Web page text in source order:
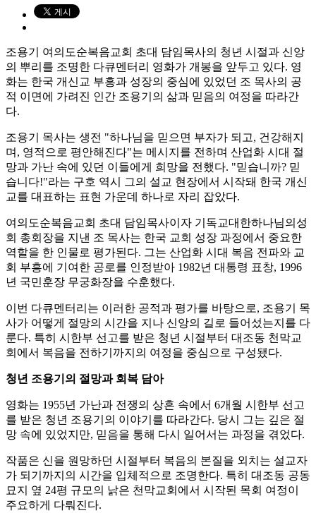
조용기 여의도순복음교회 초대 담임목사의 청년 시절과 신앙
의 뿌리를 조명한 다큐멘터리 영화가 개봉을 앞두고 있다. 영
화는 한국 개신교 부흥과 성장의 중심에 있었던 조 목사의 공
적 이면에 가려진 인간 조용기의 삶과 믿음의 여정을 따라간
다.
조용기 목사는 생전 "하나님을 믿으면 부자가 되고, 건강해지
며, 영적으로 평안해진다"는 메시지를 전하며 산업화 시대 절
망과 가난 속에 있던 이들에게 희망을 전했다. "믿습니까? 믿
습니다!"라는 구호 역시 그의 설교 현장에서 시작돼 한국 개신
교를 대표하는 표현 가운데 하나로 자리 잡았다.
여의도순복음교회 초대 담임목사이자 기독교대한하나님의성
회 총회장을 지낸 조 목사는 한국 교회 성장 과정에서 중요한
역할을 한 인물로 평가된다. 그는 산업화 시대 복음 전파와 교
회 부흥에 기여한 공로를 인정받아 1982년 대통령 표창, 1996
년 국민훈장 무궁화장을 수훈했다.
이번 다큐멘터리는 이러한 공적과 평가를 바탕으로, 조용기 목
사가 어떻게 절망의 시간을 지나 신앙의 길로 들어섰는지를 다
룬다. 특히 시한부 선고를 받은 청년 시절부터 대조동 천막교
회에서 복음을 전하기까지의 여정을 중심으로 구성됐다.
청년 조용기의 절망과 회복 담아
영화는 1955년 가난과 전쟁의 상흔 속에서 6개월 시한부 선고
를 받은 청년 조용기의 이야기를 따라간다. 당시 그는 깊은 절
망 속에 있었지만, 믿음을 통해 다시 일어서는 과정을 겪었다.
작품은 신을 원망하던 시절부터 복음의 본질을 외치는 설교자
가 되기까지의 시간을 입체적으로 조명한다. 특히 대조동 공동
묘지 옆 24평 규모의 낡은 천막교회에서 시작된 목회 여정이
주요하게 다뤄진다.